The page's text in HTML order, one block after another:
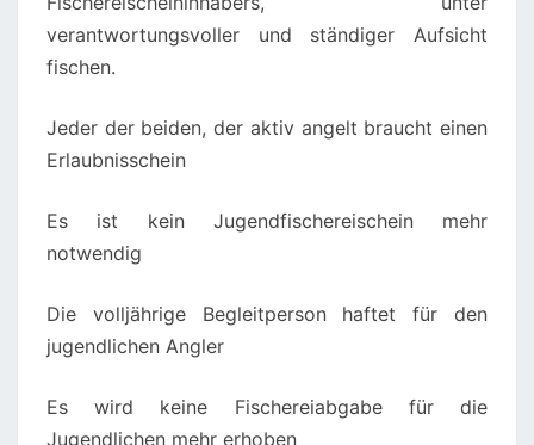
verantwortungsvoller und ständiger Aufsicht
fischen.
Jeder der beiden, der aktiv angelt braucht einen
Erlaubnisschein
Es ist kein Jugendfischereischein mehr
notwendig
Die volljährige Begleitperson haftet für den
jugendlichen Angler
Es wird keine Fischereiabgabe für die
Jugendlichen mehr erhoben